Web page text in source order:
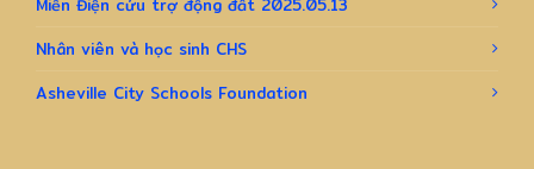
Miến Điện cứu trợ động đất 2025.05.13
Nhân viên và học sinh CHS
Asheville City Schools Foundation